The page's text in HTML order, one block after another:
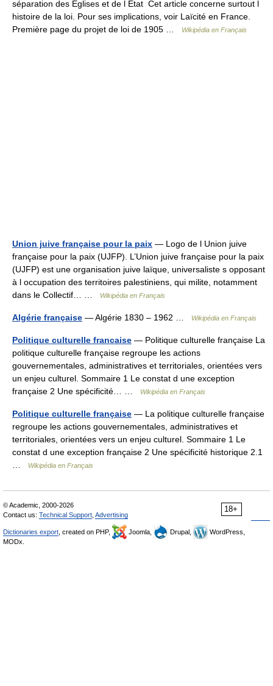
séparation des Églises et de l État Cet article concerne surtout l
histoire de la loi. Pour ses implications, voir Laïcité en France.
Première page du projet de loi de 1905 …
Wikipédia en Français
Union juive française pour la paix — Logo de l Union juive
française pour la paix (UJFP). L’Union juive française pour la paix
(UJFP) est une organisation juive laïque, universaliste s opposant
à l occupation des territoires palestiniens, qui milite, notamment
dans le Collectif… …
Wikipédia en Français
Algérie française — Algérie 1830 – 1962 … Wikipédia en Français
Politique culturelle francaise — Politique culturelle française La
politique culturelle française regroupe les actions
gouvernementales, administratives et territoriales, orientées vers
un enjeu culturel. Sommaire 1 Le constat d une exception
française 2 Une spécificité… …
Wikipédia en Français
Politique culturelle française — La politique culturelle française
regroupe les actions gouvernementales, administratives et
territoriales, orientées vers un enjeu culturel. Sommaire 1 Le
constat d une exception française 2 Une spécificité historique 2.1
Wikipédia en Français
18+
© Academic, 2000-2026
Contact us: Technical Support Advertising
Dictionaries export , created on PHP, Joomla, Drupal,
WordPress,
MODx.